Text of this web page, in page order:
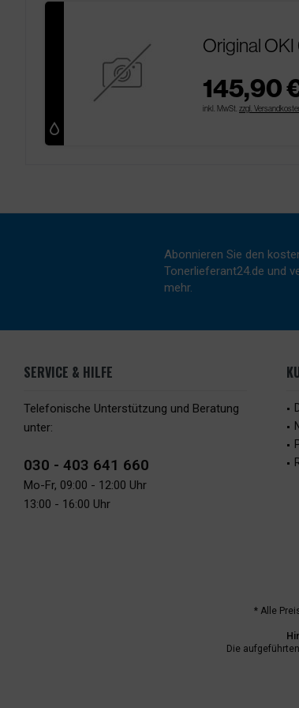
Original
145,90
inkl. MwSt. zzgl.
Abonnieren Sie den
Tonerlieferant24.de und
mehr.
SERVICE & HILFE
Telefonische Unterstützung und Beratung
unter:
030 - 403 641 660
Mo-Fr, 09:00 - 12:00 Uhr
13:00 - 16:00 Uhr
* Alle
Die